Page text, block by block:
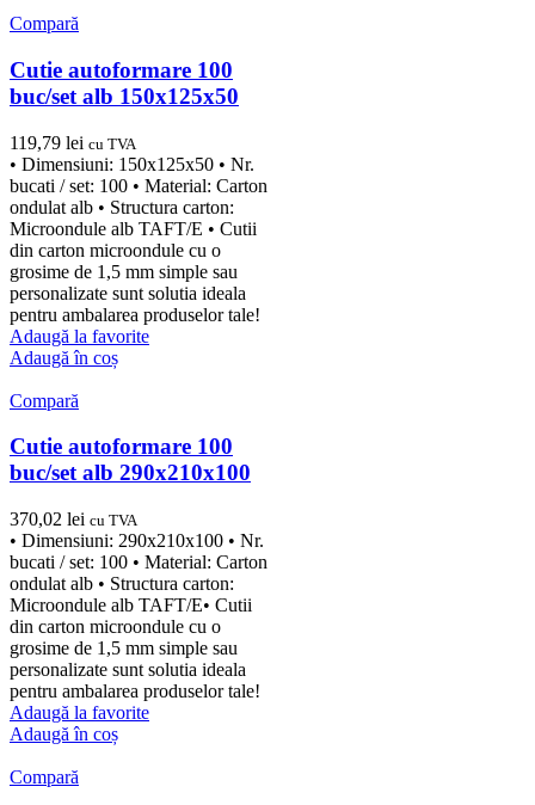
Compară
Cutie autoformare 100
buc/set alb 150x125x50
119,79 lei cu TVA
• Dimensiuni: 150x125x50 • Nr.
bucati / set: 100 • Material: Carton
ondulat alb • Structura carton:
Microondule alb TAFT/E • Cutii
din carton microondule cu o
grosime de 1,5 mm simple sau
personalizate sunt solutia ideala
pentru ambalarea produselor tale!
Adaugă la favorite
Adaugă în coș
Compară
Cutie autoformare 100
buc/set alb 290x210x100
370,02 lei cu TVA
• Dimensiuni: 290x210x100 • Nr.
bucati / set: 100 • Material: Carton
ondulat alb • Structura carton:
Microondule alb TAFT/E• Cutii
din carton microondule cu o
grosime de 1,5 mm simple sau
personalizate sunt solutia ideala
pentru ambalarea produselor tale!
Adaugă la favorite
Adaugă în coș
Compară